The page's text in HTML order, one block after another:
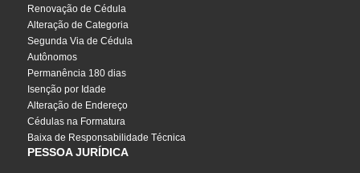
Renovação de Cédula
Alteração de Categoria
Segunda Via de Cédula
Autônomos
Permanência 180 dias
Isenção por Idade
Alteração de Endereço
Cédulas na Formatura
Baixa de Responsabilidade Técnica
PESSOA JURÍDICA